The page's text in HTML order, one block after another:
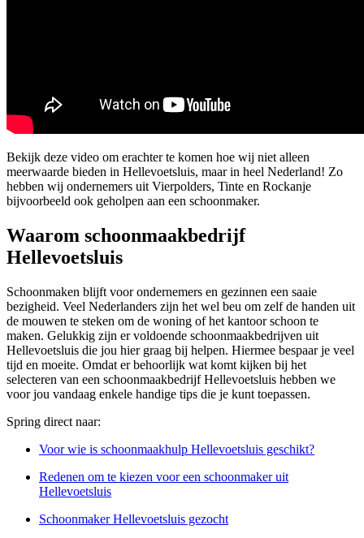
Bekijk deze video om erachter te komen hoe wij niet alleen
meerwaarde bieden in Hellevoetsluis, maar in heel Nederland! Zo
hebben wij ondernemers uit Vierpolders, Tinte en Rockanje
bijvoorbeeld ook geholpen aan een schoonmaker.
Waarom schoonmaakbedrijf
Hellevoetsluis
Schoonmaken blijft voor ondernemers en gezinnen een saaie
bezigheid. Veel Nederlanders zijn het wel beu om zelf de handen uit
de mouwen te steken om de woning of het kantoor schoon te
maken. Gelukkig zijn er voldoende schoonmaakbedrijven uit
Hellevoetsluis die jou hier graag bij helpen. Hiermee bespaar je veel
tijd en moeite. Omdat er behoorlijk wat komt kijken bij het
selecteren van een schoonmaakbedrijf Hellevoetsluis hebben we
voor jou vandaag enkele handige tips die je kunt toepassen.
Spring direct naar:
Voor wie is schoonmaakhulp Hellevoetsluis geschikt?
Redenen om te kiezen voor een schoonmaker uit
Hellevoetsluis
Schoonmaker Hellevoetsluis gezocht